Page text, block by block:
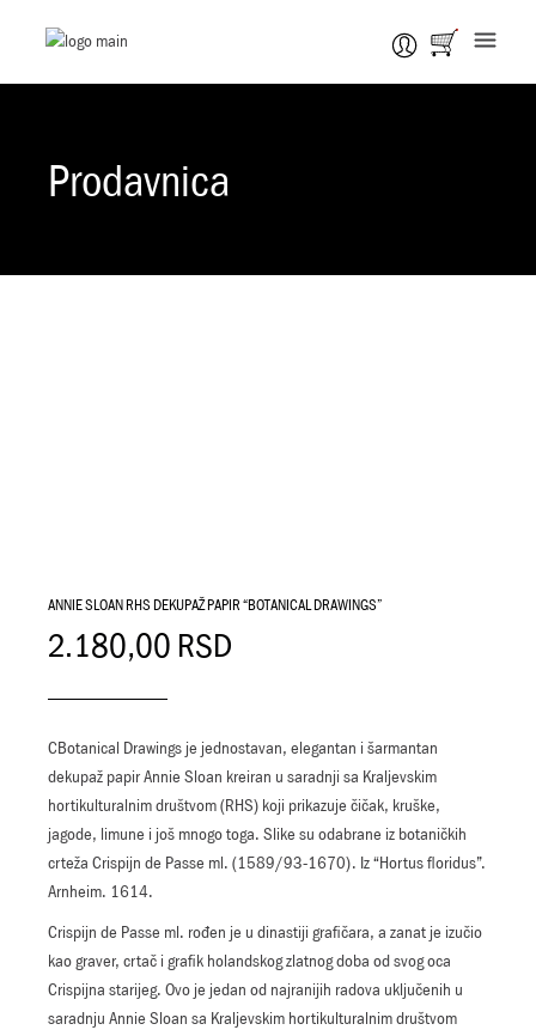
Prodavnica
ANNIE SLOAN RHS DEKUPAŽ PAPIR “BOTANICAL DRAWINGS”
2.180,00 RSD
CBotanical Drawings je jednostavan, elegantan i šarmantan
dekupaž papir Annie Sloan kreiran u saradnji sa Kraljevskim
hortikulturalnim društvom (RHS) koji prikazuje čičak, kruške,
jagode, limune i još mnogo toga. Slike su odabrane iz botaničkih
crteža Crispijn de Passe ml. (1589/93-1670). Iz “Hortus floridus”.
Arnheim. 1614.
Crispijn de Passe ml. rođen je u dinastiji grafičara, a zanat je izučio
kao graver, crtač i grafik holandskog zlatnog doba od svog oca
Crispijna starijeg. Ovo je jedan od najranijih radova uključenih u
saradnju Annie Sloan sa Kraljevskim hortikulturalnim društvom